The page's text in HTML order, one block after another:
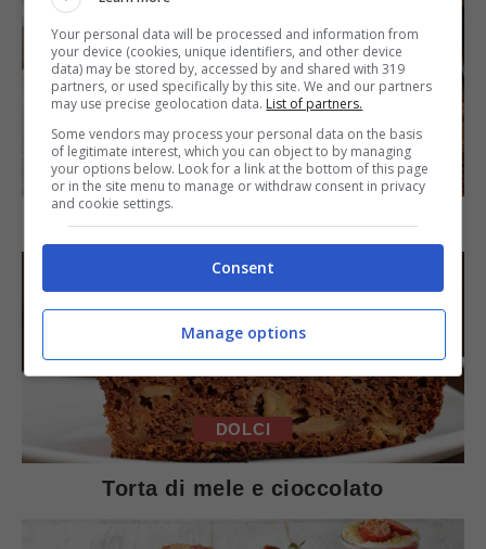
SECONDI PIATTI
Arista di maiale al latte
DOLCI
Torta di mele e cioccolato
Your personal data will be processed and information from
your device (cookies, unique identifiers, and other device
data) may be stored by, accessed by and shared with 319
partners, or used specifically by this site. We and our partners
may use precise geolocation data. List of partners.
Some vendors may process your personal data on the basis
of legitimate interest, which you can object to by managing
your options below. Look for a link at the bottom of this page
or in the site menu to manage or withdraw consent in privacy
and cookie settings.
Consent
Manage options